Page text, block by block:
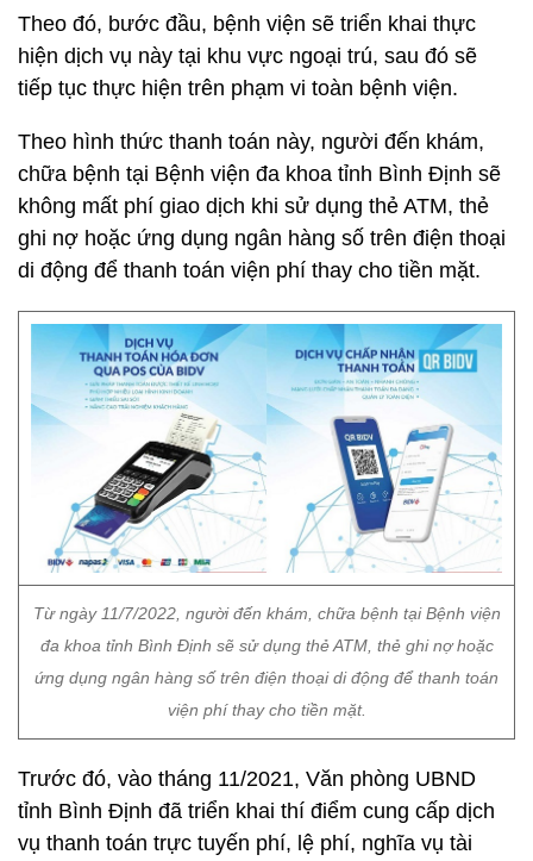
Theo đó, bước đầu, bệnh viện sẽ triển khai thực
hiện dịch vụ này tại khu vực ngoại trú, sau đó sẽ
tiếp tục thực hiện trên phạm vi toàn bệnh viện.
Theo hình thức thanh toán này, người đến khám,
chữa bệnh tại Bệnh viện đa khoa tỉnh Bình Định sẽ
không mất phí giao dịch khi sử dụng thẻ ATM, thẻ
ghi nợ hoặc ứng dụng ngân hàng số trên điện thoại
di động để thanh toán viện phí thay cho tiền mặt.
Từ ngày 11/7/2022, người đến khám, chữa bệnh tại Bệnh viện
đa khoa tỉnh Bình Định sẽ sử dụng thẻ ATM, thẻ ghi nợ hoặc
ứng dụng ngân hàng số trên điện thoại di động để thanh toán
viện phí thay cho tiền mặt.
Trước đó, vào tháng 11/2021, Văn phòng UBND
tỉnh Bình Định đã triển khai thí điểm cung cấp dịch
vụ thanh toán trực tuyến phí, lệ phí, nghĩa vụ tài